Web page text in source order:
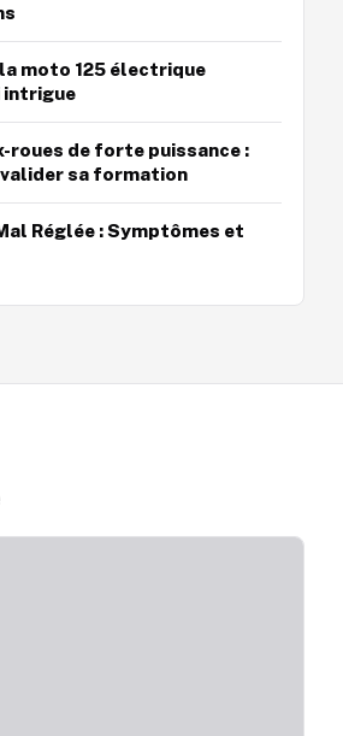
moto 125 électrique
intrigue
roues de forte puissance :
sa formation
Réglée : Symptômes et